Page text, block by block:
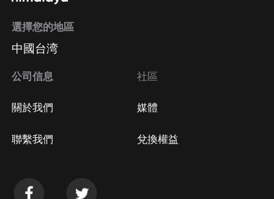
選擇您的地區
中國台湾
公司信息
關於我們
聯繫我們
社區
媒體
兌換權益